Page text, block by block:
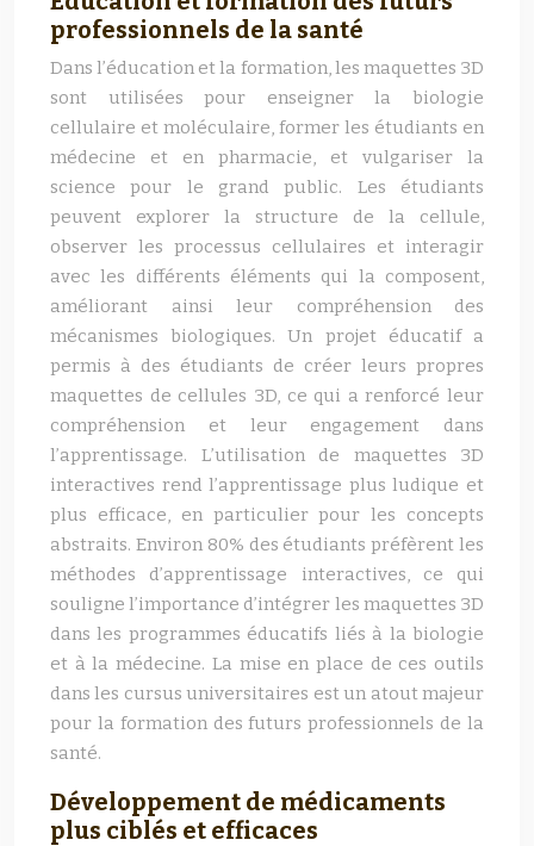
professionnels de la santé
Dans l’éducation et la formation, les maquettes 3D
sont utilisées pour enseigner la biologie
cellulaire et moléculaire, former les étudiants en
médecine et en pharmacie, et vulgariser la
science pour le grand public. Les étudiants
peuvent explorer la structure de la cellule,
observer les processus cellulaires et interagir
avec les différents éléments qui la composent,
améliorant ainsi leur compréhension des
mécanismes biologiques. Un projet éducatif a
permis à des étudiants de créer leurs propres
maquettes de cellules 3D, ce qui a renforcé leur
compréhension et leur engagement dans
l’apprentissage. L’utilisation de maquettes 3D
interactives rend l’apprentissage plus ludique et
plus efficace, en particulier pour les concepts
abstraits. Environ 80% des étudiants préfèrent les
méthodes d’apprentissage interactives, ce qui
souligne l’importance d’intégrer les maquettes 3D
dans les programmes éducatifs liés à la biologie
et à la médecine. La mise en place de ces outils
dans les cursus universitaires est un atout majeur
pour la formation des futurs professionnels de la
santé.
Développement de médicaments
plus ciblés et efficaces